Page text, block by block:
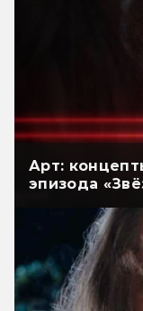
Арт:
эпизода